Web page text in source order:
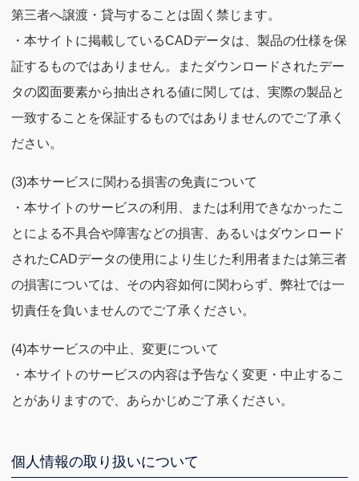
第三者へ譲渡・貸与することは固く禁じます。
・本サイトに掲載しているCADデータは、製品の仕様を保
証するものではありません。またダウンロードされたデー
タの図面要素から抽出される値に関しては、実際の製品と
一致することを保証するものではありませんのでご了承く
ださい。
(3)本サービスに関わる損害の免責について
・本サイトのサービスの利用、または利用できなかったこ
とによる不具合や障害などの損害、あるいはダウンロード
されたCADデータの使用により生じた利用者または第三者
の損害については、その内容如何に関わらず、弊社では一
切責任を負いませんのでご了承ください。
(4)本サービスの中止、変更について
・本サイトのサービスの内容は予告なく変更・中止するこ
とがありますので、あらかじめご了承ください。
個人情報の取り扱いについて